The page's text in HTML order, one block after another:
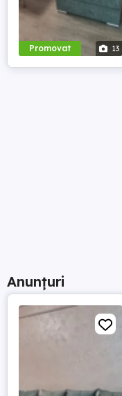
Promovat 13
Anunțuri